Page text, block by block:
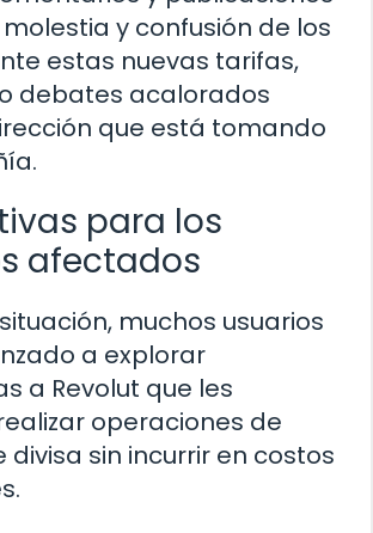
y confusión de los
estas nuevas tarifas,
debates acalorados
que está tomando
para los
afectados
muchos usuarios
a explorar
a Revolut que les
operaciones de
divisa sin incurrir en costos